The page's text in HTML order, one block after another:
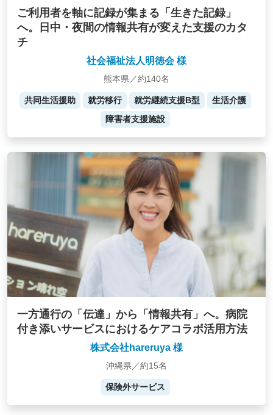
ご利用者を軸に記録が集まる「生きた記録」
へ。日中・夜間の情報共有が変えた支援のカタ
チ
社会福祉法人明徳会 様
熊本県／約140名
共同生活援助 就労移行 就労継続支援B型
生活介護
障害者支援施設
一方通行の「伝達」から「情報共有」へ。病院
付き添いサービスにおけるケアコラボ活用方法
株式会社hareruya 様
沖縄県／約15名
保険外サービス